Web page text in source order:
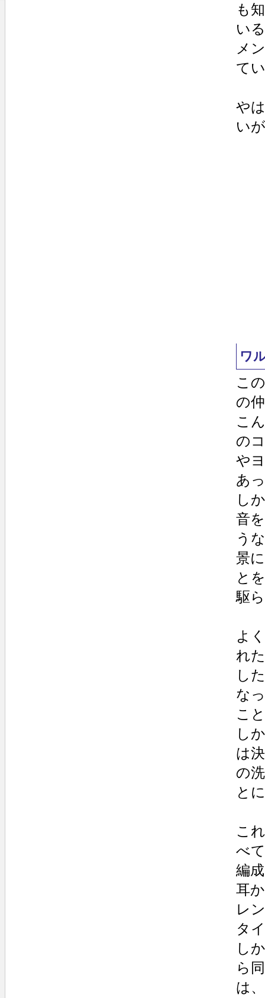
も
い
メ
て
や
い
ワ
こ
の
こ
の
や
あ
し
音
う
景
と
駆
よ
れ
し
な
こ
し
は
の
と
こ
べ
編
耳
レ
タ
し
ら
は